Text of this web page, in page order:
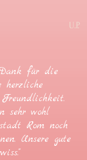
U.P.
für die
herzliche
sehr wohl
Rom noch
Unsere gute